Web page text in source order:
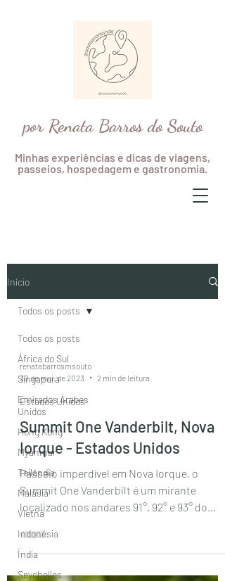
por Renata Barros do Souto
Minhas experiências e dicas de viagens,
passeios, hospedagem e gastronomia.
Início
Todos os posts
África do Sul
Singapura
Emirados Árabes
Unidos
Hong Kong
Myanmar
Tailândia
Malásia
Vietnã
Indonésia
Índia
Seychelles
Todos os posts
renatabarrosmsouto
30 de mai. de 2023
2 min de leitura
Estados Unidos
Summit One Vanderbilt, Nova
Iorque - Estados Unidos
Passeio imperdível em Nova Iorque, o
Summit One Vanderbilt é um mirante
localizado nos andares 91°, 92° e 93° do